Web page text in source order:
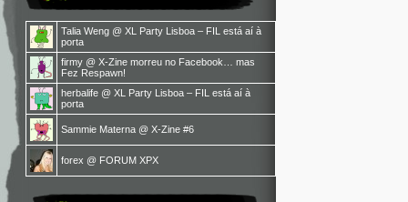
Talia Weng @ XL Party Lisboa – FIL está aí à
porta
firmy @ X-Zine morreu no Facebook… mas
Fez Respawn!
herbalife @ XL Party Lisboa – FIL está aí à
porta
Sammie Materna @ X-Zine #6
forex @ FORUM XPX